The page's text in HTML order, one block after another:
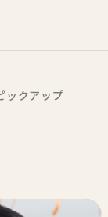
ックアップ